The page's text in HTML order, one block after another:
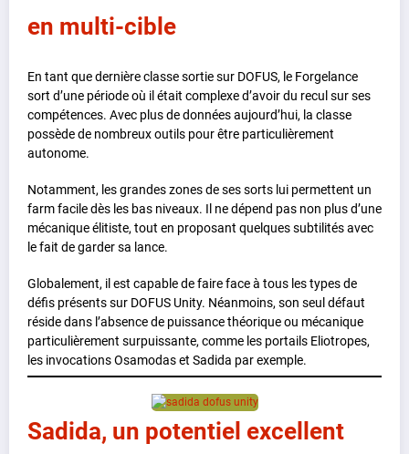
en multi-cible
En tant que dernière classe sortie sur DOFUS, le Forgelance
sort d’une période où il était complexe d’avoir du recul sur ses
compétences. Avec plus de données aujourd’hui, la classe
possède de nombreux outils pour être particulièrement
autonome.
Notamment, les grandes zones de ses sorts lui permettent un
farm facile dès les bas niveaux. Il ne dépend pas non plus d’une
mécanique élitiste, tout en proposant quelques subtilités avec
le fait de garder sa lance.
Globalement, il est capable de faire face à tous les types de
défis présents sur DOFUS Unity. Néanmoins, son seul défaut
réside dans l’absence de puissance théorique ou mécanique
particulièrement surpuissante, comme les portails Eliotropes,
les invocations Osamodas et Sadida par exemple.
Sadida, un potentiel excellent